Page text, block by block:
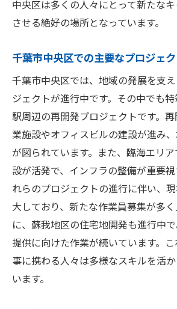
千葉市内での新規プロジェ
人材不足への対応策とその
多様なスキルを活かせる千葉市
事のチャンス
異業種からの転職成功例
デジタルスキルが生きる現
多文化共生の中での適応力
コミュニケーション能力の
柔軟な働き方が可能な現場
経験を積むことで広がるキ
千葉市中央区の作業員募集と成
パス
中央区は多くの人々にとって新たな
させる絶好の場所となっています。
千葉市中央区での主要なプロジェ
千葉市中央区では、地域の発展を支
ジェクトが進行中です。その中でも
駅周辺の再開発プロジェクトです。
業施設やオフィスビルの建設が進み
が図られています。また、臨海エリ
設が活発で、インフラの整備が重要
れらのプロジェクトの進行に伴い、
大しており、新たな作業員募集が多
に、蘇我地区の住宅地開発も進行中
提供に向けた作業が続いています。
事に携わる人々は多様なスキルを活
います。